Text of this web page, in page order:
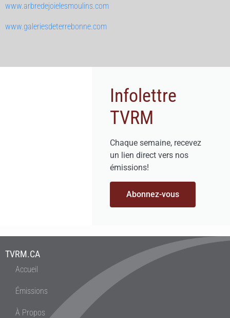
www.arbredejoielesmoulins.com
www.galeriesdeterrebonne.com
Infolettre
TVRM
Chaque semaine, recevez
un lien direct vers nos
émissions!
Abonnez-vous
TVRM.CA
Accueil
Émissions
À Propos